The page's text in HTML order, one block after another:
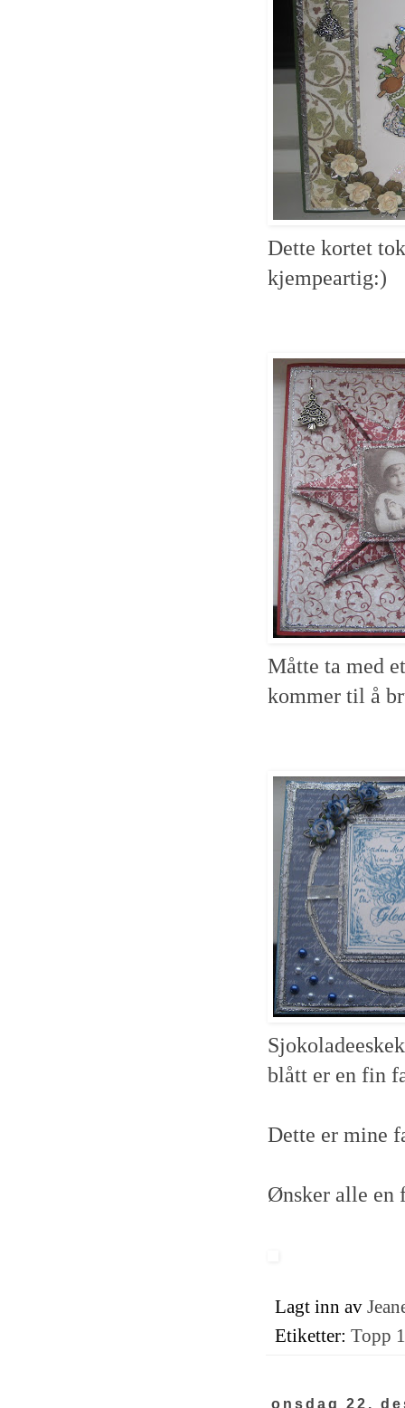
Dette kortet
kjempeartig:)
Måtte ta med
kommer til å
blått er en fin
Dette er mine
Ønsker alle en
Lagt inn av
Etiketter: Topp
onsdag 22.